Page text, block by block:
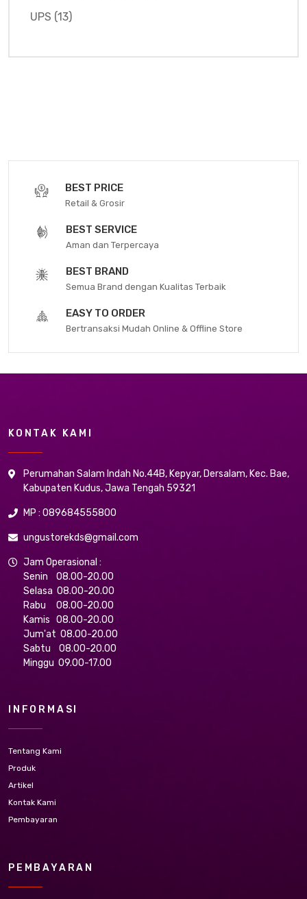
UPS (13)
BEST PRICE
Retail & Grosir
BEST SERVICE
Aman dan Terpercaya
BEST BRAND
Semua Brand dengan Kualitas Terbaik
EASY TO ORDER
Bertransaksi Mudah Online & Offline Store
KONTAK KAMI
Perumahan Salam Indah No.44B, Kepyar, Dersalam, Kec. Bae,
Kabupaten Kudus, Jawa Tengah 59321
MP : 089684555800
ungustorekds@gmail.com
Jam Operasional :
Senin 08.00-20.00
Selasa 08.00-20.00
Rabu 08.00-20.00
Kamis 08.00-20.00
Jum'at 08.00-20.00
Sabtu 08.00-20.00
Minggu 09.00-17.00
INFORMASI
Tentang Kami
Produk
Artikel
Kontak Kami
Pembayaran
PEMBAYARAN